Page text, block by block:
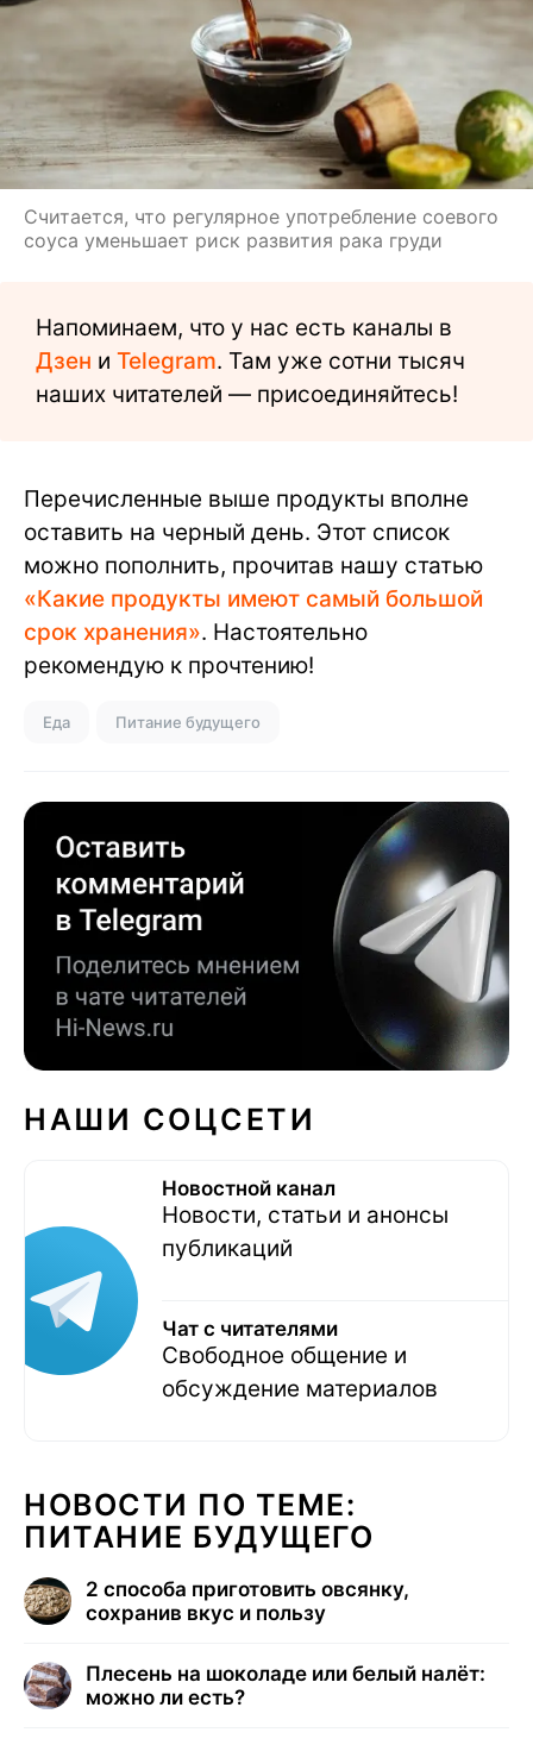
Считается, что регулярное употребление соевого
соуса уменьшает риск развития рака груди
Напоминаем, что у нас есть каналы в
Дзен и Telegram. Там уже сотни тысяч
наших читателей — присоединяйтесь!
Перечисленные выше продукты вполне
оставить на черный день. Этот список
можно пополнить, прочитав нашу статью
«Какие продукты имеют самый большой
срок хранения». Настоятельно
рекомендую к прочтению!
Еда Питание будущего
НАШИ СОЦСЕТИ
Новостной канал
Новости, статьи и анонсы
публикаций
Чат с читателями
Свободное общение и
обсуждение материалов
НОВОСТИ ПО ТЕМЕ:
ПИТАНИЕ БУДУЩЕГО
2 способа приготовить овсянку,
сохранив вкус и пользу
Плесень на шоколаде или белый налёт:
можно ли есть?